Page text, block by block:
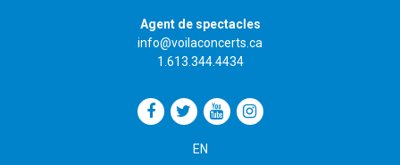
Agent de spectacles
info@voilaconcerts.ca
1.613.344.4434
EN